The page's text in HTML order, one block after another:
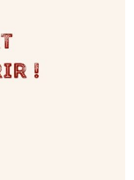
femmes, une
petit effet.